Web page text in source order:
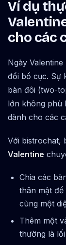
Ví dụ
cho các
Ngày
đổi bố cục. Sự
bàn đôi (two-
lớn không phù
dành cho các
Với bistrochat,
Valentine
Chia các
thân mật
cùng một
Thêm một
thường là